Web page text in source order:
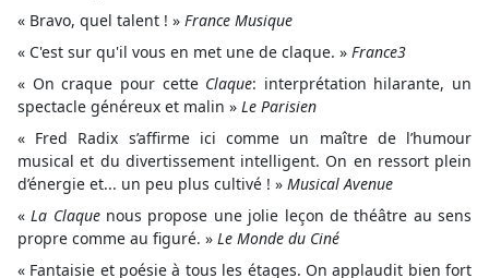
« Bravo, quel talent ! » France Musique
« C'est sur qu'il vous en met une de claque. » France3
« On craque pour cette Claque: interprétation hilarante, un
spectacle généreux et malin » Le Parisien
« Fred Radix s’affirme ici comme un maître de l’humour
musical et du divertissement intelligent. On en ressort plein
d’énergie et... un peu plus cultivé ! » Musical Avenue
«La Claquenous propose une jolie leçon de théâtre au sens
propre comme au figuré. » Le Monde du Ciné
« Fantaisie et poésie à tous les étages. On applaudit bien fort